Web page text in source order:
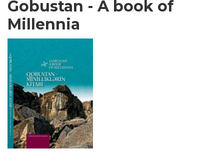
Gobustan - A book of
Millennia